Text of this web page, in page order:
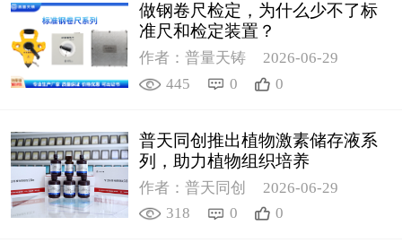
做钢卷尺检定，为什么少不了标
准尺和检定装置？
作者：普量天铸
2026-06-29
445
0 0
普天同创推出植物激素储存液系
列，助力植物组织培养
作者：普天同创
2026-06-29
318
0 0